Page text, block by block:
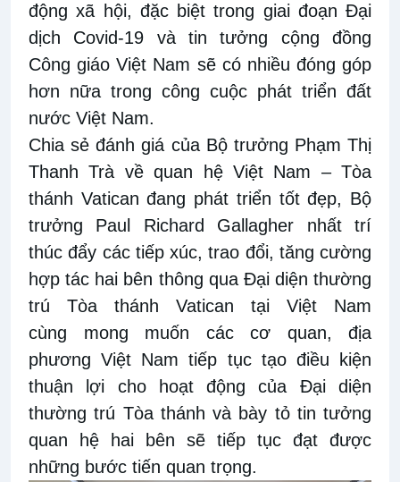
động xã hội, đặc biệt trong giai đoạn Đại
dịch Covid-19 và tin tưởng cộng đồng
Công giáo Việt Nam sẽ có nhiều đóng góp
hơn nữa trong công cuộc phát triển đất
nước Việt Nam.
Chia sẻ đánh giá của Bộ trưởng Phạm Thị
Thanh Trà về quan hệ Việt Nam – Tòa
thánh Vatican đang phát triển tốt đẹp, Bộ
trưởng Paul Richard Gallagher nhất trí
thúc đẩy các tiếp xúc, trao đổi, tăng cường
hợp tác hai bên thông qua Đại diện thường
trú Tòa thánh Vatican tại Việt Nam
cùng mong muốn các cơ quan, địa
phương Việt Nam tiếp tục tạo điều kiện
thuận lợi cho hoạt động của Đại diện
thường trú Tòa thánh và bày tỏ tin tưởng
quan hệ hai bên sẽ tiếp tục đạt được
những bước tiến quan trọng.